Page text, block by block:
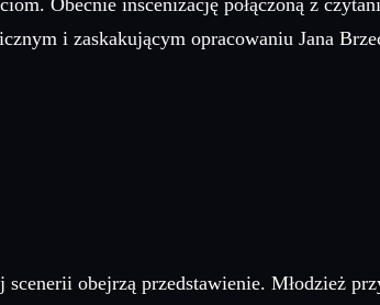
Obecnie inscenizację połączoną z
i zaskakującym opracowaniu Jana
obejrzą przedstawienie. Młodzież